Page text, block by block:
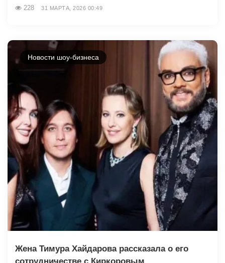
228 31 МАРТА, 2026 00:49
Новости шоу-бизнеса
Жена Тимура Хайдарова рассказала о его
сотрудничестве с Киркоровым